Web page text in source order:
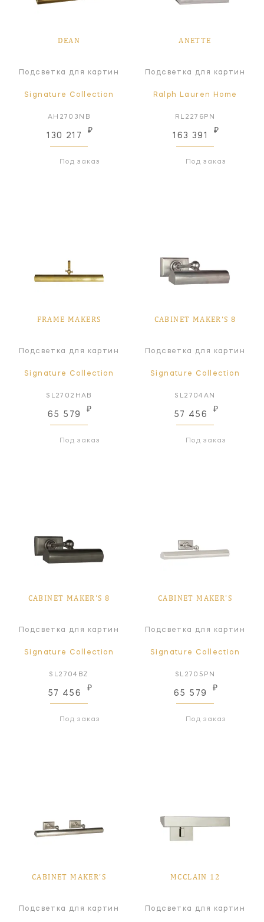
DEAN
Подсветка для картин
Signature Collection
AH2703NB
130 217
₽
Под заказ
ANETTE
Подсветка для картин
Ralph Lauren Home
RL2276PN
163 391
₽
Под заказ
FRAME MAKERS
Подсветка для картин
Signature Collection
SL2702HAB
65 579
₽
Под заказ
CABINET MAKER'S 8
Подсветка для картин
Signature Collection
SL2704AN
57 456
₽
Под заказ
CABINET MAKER'S 8
Подсветка для картин
Signature Collection
SL2704BZ
57 456
₽
Под заказ
CABINET MAKER'S
Подсветка для картин
Signature Collection
SL2705PN
65 579
₽
Под заказ
CABINET MAKER'S
Подсветка для картин
MCCLAIN 12
Подсветка для картин